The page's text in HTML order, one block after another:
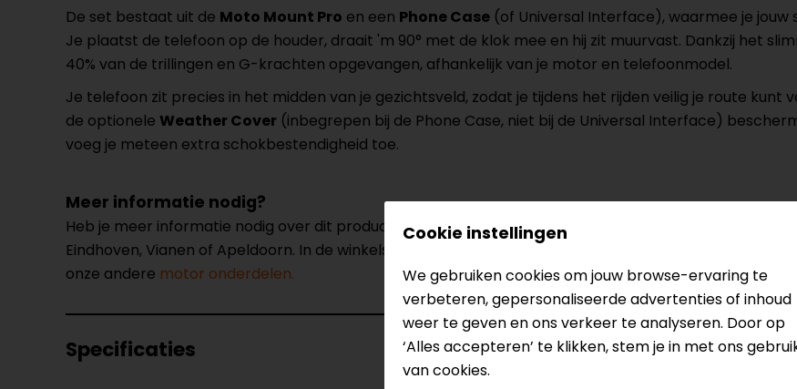
De set bestaat uit de Moto Mount Pro en een Phone Case (of Universal Interface), waarmee je
Je plaatst de telefoon op de houder, draait 'm 90° met de klok mee en hij zit muurvast. Dankzij het
40% van de trillingen en G-krachten opgevangen, afhankelijk van je motor en telefoonmodel.
Je telefoon zit precies in het midden van je gezichtsveld, zodat je tijdens het rijden veilig je route
de optionele Weather Cover (inbegrepen bij de Phone Case, niet bij de Universal Interface)
voeg je meteen extra schokbestendigheid toe.
Meer informatie nodig?
Heb je meer informatie nodig over dit product? Neem dancontactmet ons op of kom langs in één van
Eindhoven, Vianen of Apeldoorn. In de winkels kun je het product bekijken & passen en staan onze
onze andere motor onderdelen.
Specificaties
Cookie instellingen
We gebruiken cookies om jouw browse-ervaring te
verbeteren, gepersonaliseerde advertenties of inhoud
weer te geven en ons verkeer te analyseren. Door op
‘Alles accepteren’ te klikken, stem je in met ons
van cookies.